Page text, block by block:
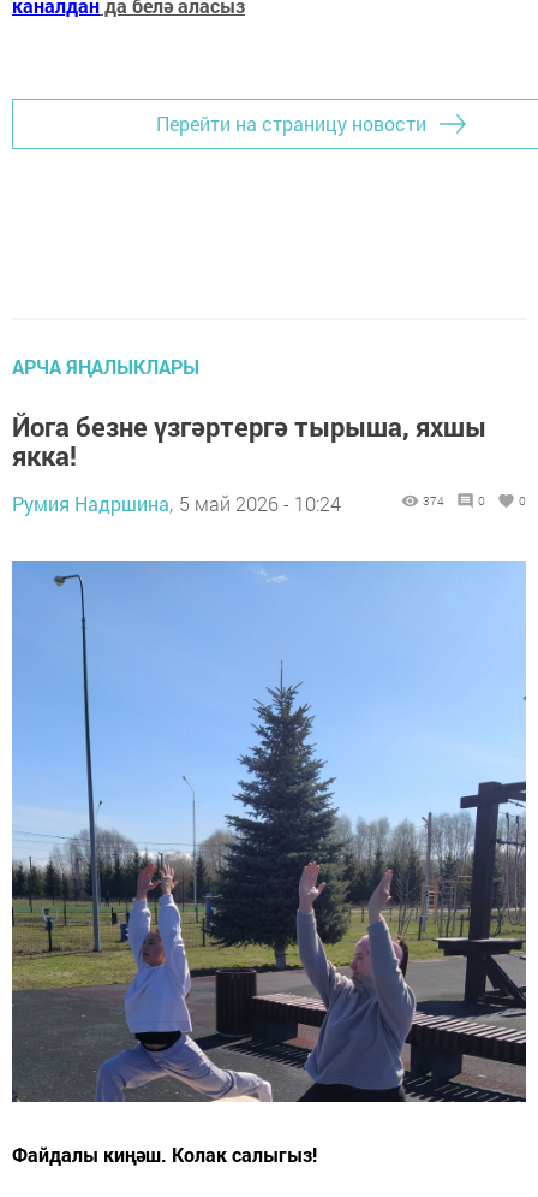
каналданда белә аласыз
Перейти на страницу новости
АРЧА ЯҢАЛЫКЛАРЫ
Йога безне үзгәртергә тырыша, яхшы
якка!
Румия Надршина, 5 май 2026 - 10:24 374 0 0
Файдалы киңәш. Колак салыгыз!